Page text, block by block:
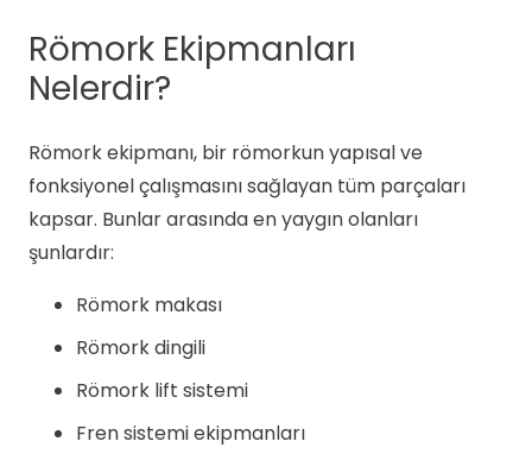
Römork Ekipmanları
Nelerdir?
Römork ekipmanı, bir römorkun yapısal ve
fonksiyonel çalışmasını sağlayan tüm parçaları
kapsar. Bunlar arasında en yaygın olanları
şunlardır:
Römork makası
Römork dingili
Römork lift sistemi
Fren sistemi ekipmanları